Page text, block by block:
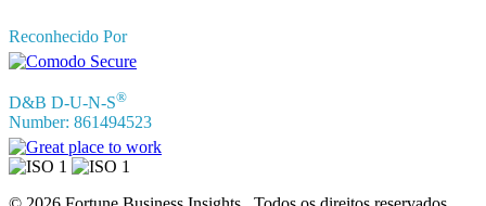
Reconhecido Por
D&B D-U-N-S®
Number: 861494523